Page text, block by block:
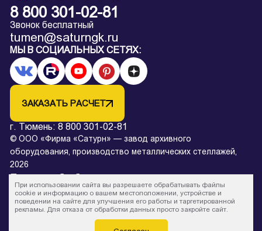
8 800 301-02-81
Звонок бесплатный
tumen@saturngk.ru
МЫ В СОЦИАЛЬНЫХ СЕТЯХ:
ЗАКАЗАТЬ РАСЧЕТ
г. Тюмень: 8 800 301-02-81
© ООО «Фирма «Сатурн» — завод архивного
оборудования, производство металлических стеллажей,
2026
Политика обработки персональных данных
* Все цены на сайте в процессе обновления и не являются
офертой.
При использовании сайта вы разрешаете обрабатывать файлы
cookie и информацию о вашем местоположении, устройстве и
поведении на сайте для улучшения его работы и таргетированной
рекламы. Для отказа от обработки данных просто закройте сайт.